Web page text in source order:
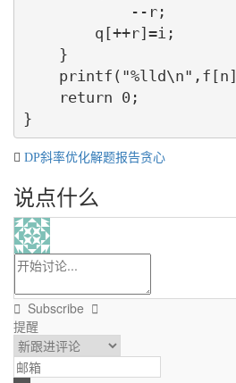
DP斜率优化解题报告贪心
说点什么
Subscribe
提醒